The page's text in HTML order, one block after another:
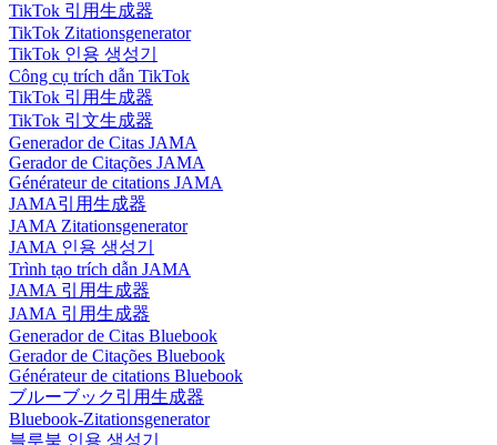
TikTok 引用生成器
TikTok Zitationsgenerator
TikTok 인용 생성기
Công cụ trích dẫn TikTok
TikTok 引用生成器
TikTok 引文生成器
Generador de Citas JAMA
Gerador de Citações JAMA
Générateur de citations JAMA
JAMA引用生成器
JAMA Zitationsgenerator
JAMA 인용 생성기
Trình tạo trích dẫn JAMA
JAMA 引用生成器
JAMA 引用生成器
Generador de Citas Bluebook
Gerador de Citações Bluebook
Générateur de citations Bluebook
ブルーブック引用生成器
Bluebook-Zitationsgenerator
블루북 인용 생성기